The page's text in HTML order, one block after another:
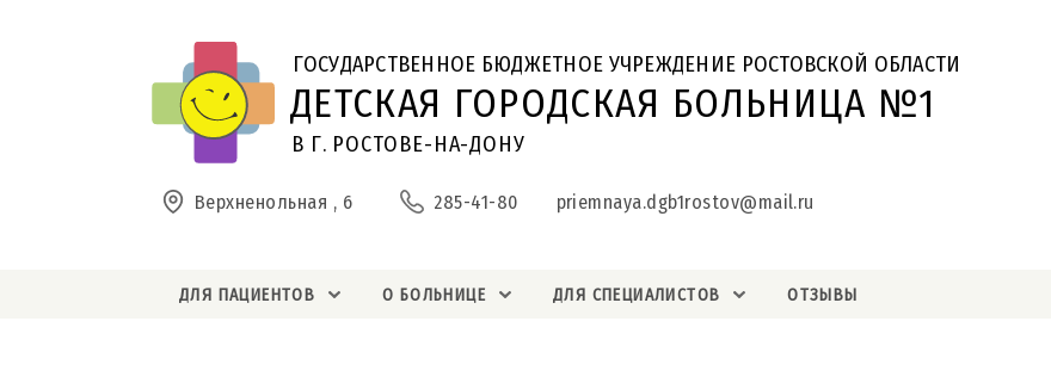
ДЕТСКАЯ ГОРОДСКАЯ БОЛЬНИЦА №1
В Г. РОСТОВЕ-НА-ДОНУ
ГОСУДАРСТВЕННОЕ БЮДЖЕТНОЕ УЧРЕЖДЕНИЕ РОСТОВСКОЙ ОБЛАСТИ
Верхненольная , 6 285-41-80 priemnaya.dgb1rostov@mail.ru
ДЛЯ ПАЦИЕНТОВ О БОЛЬНИЦЕ ДЛЯ СПЕЦИАЛИСТОВ ОТЗЫВЫ